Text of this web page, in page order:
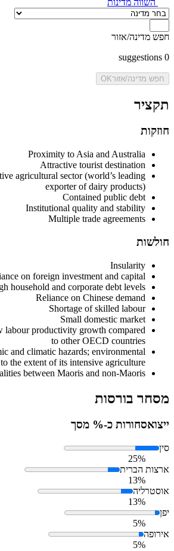
חפש מדינה/אזור
0
חפש מדינה/אזורOK
תקציר
חוזקות
Proximity to Asia and Australia
Attractive tourist destination
agricultural sector (world’s leading
exporter of dairy products)
Contained public debt
Institutional quality and stability
Multiple trade agreements
חולשות
Insularity
on foreign investment and capital
household and corporate debt levels
Reliance on Chinese demand
Shortage of skilled labour
Small domestic market
productivity growth compared
to other OECD countries
and climatic hazards; environmental
the extent of its intensive agriculture
between Maoris and non-Maoris
מסחר בורסות
ייצואסחורות כ-% מסך
סין
25%
ארצות הברית
13%
אוסטרליה
13%
יפן
5%
אירופה
5%